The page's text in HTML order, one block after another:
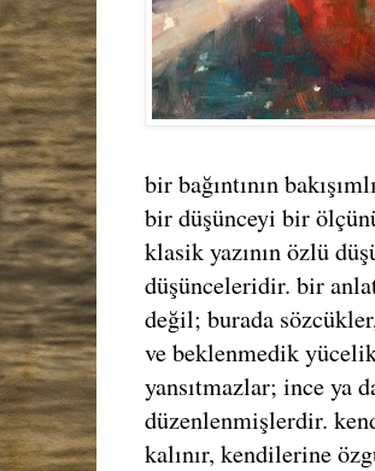
bir bağıntının
bir düşünceyi bir
klasik yazının özlü
düşünceleridir. bir
değil; burada
ve beklenmedik
yansıtmazlar; ince ya
düzenlenmişlerdir.
kalınır, kendilerine